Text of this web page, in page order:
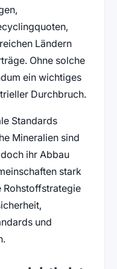
Ländern
Ohne solche
ein wichtiges
Durchbruch.
Standards
Mineralien sind
ihr Abbau
stark
Rohstoffstrategie
und